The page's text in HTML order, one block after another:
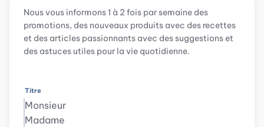
Nous vous informons 1 à 2 fois par semaine des
promotions, des nouveaux produits avec des recettes
et des articles passionnants avec des suggestions et
des astuces utiles pour la vie quotidienne.
Titre
Monsieur
Madame